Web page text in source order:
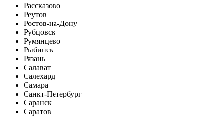
Рассказово
Реутов
Ростов-на-Дону
Рубцовск
Румянцево
Рыбинск
Рязань
Салават
Салехард
Самара
Санкт-Петербург
Саранск
Саратов